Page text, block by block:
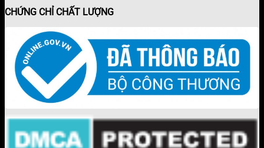
CHỨNG CHỈ CHẤT LƯỢNG